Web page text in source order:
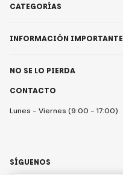
CONTACTO
Lunes - Viernes (9:00 - 17:00)
CATEGORÍAS
INFORMACIÓN IMPORTANTE
NO SE LO PIERDA
SÍGUENOS